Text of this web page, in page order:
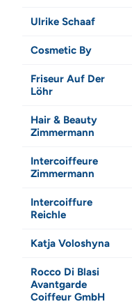
Ulrike Schaaf
Cosmetic By
Friseur Auf Der
Löhr
Hair & Beauty
Zimmermann
Intercoiffeure
Zimmermann
Intercoiffure
Reichle
Katja Voloshyna
Rocco Di Blasi
Avantgarde
Coiffeur GmbH